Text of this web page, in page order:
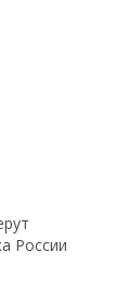
России